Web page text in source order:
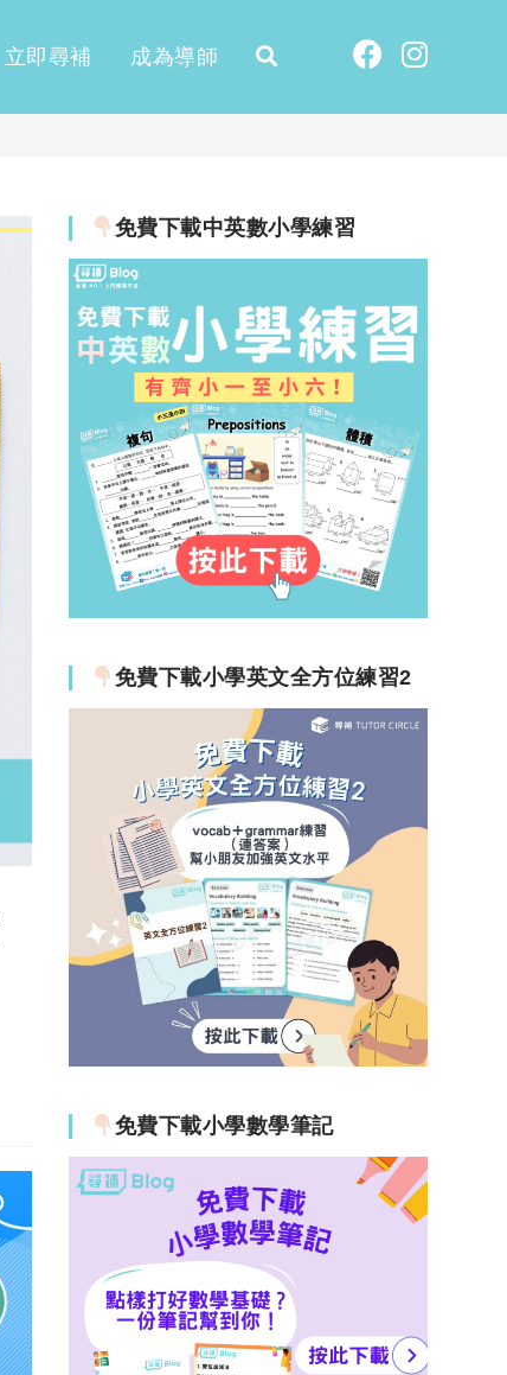
立即尋補 成為導師
免費下載中英數小學練習
免費下載小學英文全方位練習2
免費下載小學數學筆記